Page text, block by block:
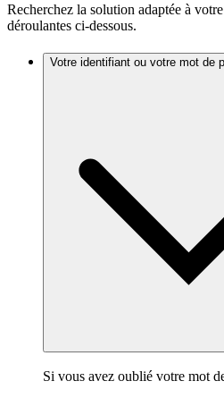
Recherchez la solution adaptée à
déroulantes ci-dessous.
Votre identifiant ou votre mot de
Si vous avez oublié votre mot